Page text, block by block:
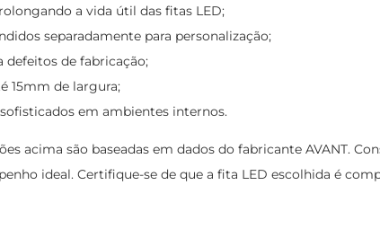
a vida útil das fitas LED;
separadamente para personalização;
defeitos de fabricação;
15mm de largura;
em ambientes internos.
acima são baseadas em dados do fabricante AVANT.
ideal. Certifique-se de que a fita LED escolhida é